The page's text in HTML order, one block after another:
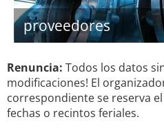
proveedores
Renuncia: Todos los datos
modificaciones! El
correspondiente se reserva
fechas o recintos feriales.